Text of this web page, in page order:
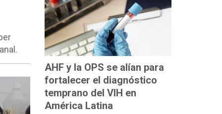
AHF y la OPS se alían para
fortalecer el diagnóstico
temprano del VIH en
América Latina